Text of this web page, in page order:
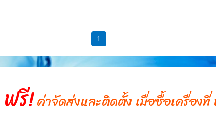
1
ฟรี!ค่าจัดส่งและติดตั้ง เมื่อซื้อเครื่อง